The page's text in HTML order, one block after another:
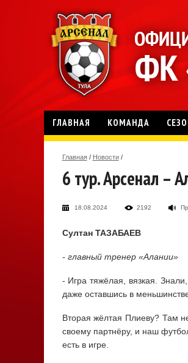
ГЛАВНАЯ КОМАНДА
Главная / Новости /
6 тур. Арсенал –
18.08.2024 2192
Султан ТАЗАБАЕВ
- главный тренер «Алании»
- Игра тяжёлая, вязкая.
даже оставшись в
Вторая жёлтая Плиеву? Там
своему партнёру, и наш
есть в игре.